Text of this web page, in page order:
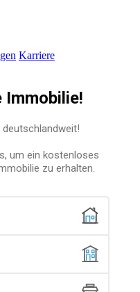
Karriere